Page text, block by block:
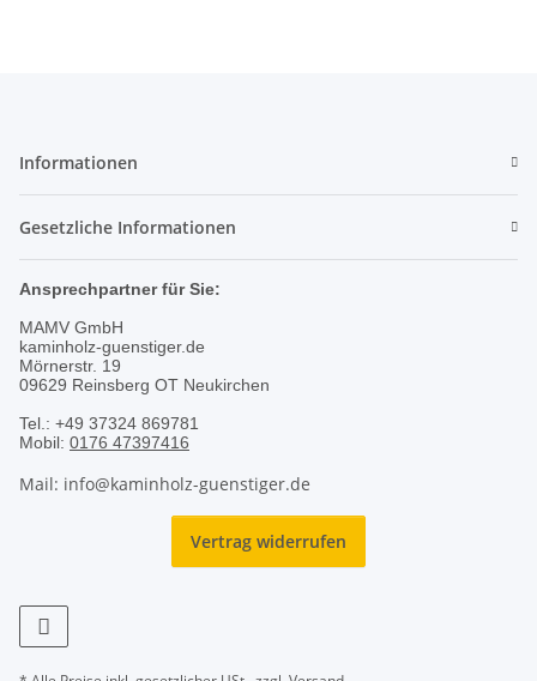
Informationen
Gesetzliche Informationen
Ansprechpartner für Sie:
MAMV GmbH
kaminholz-guenstiger.de
Mörnerstr. 19
09629 Reinsberg OT Neukirchen
Tel.: +49 37324 869781
Mobil: 0176 47397416
Mail: info@kaminholz-guenstiger.de
Vertrag widerrufen